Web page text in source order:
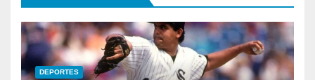
DEPORTES